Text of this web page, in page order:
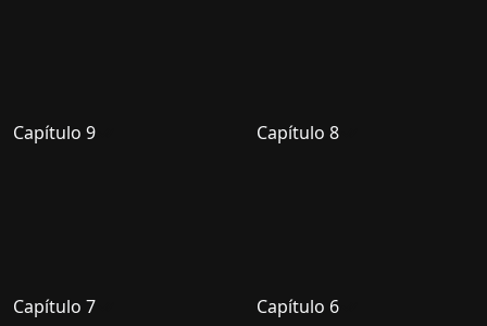
Capítulo 9 Capítulo 8
Capítulo 7 Capítulo 6